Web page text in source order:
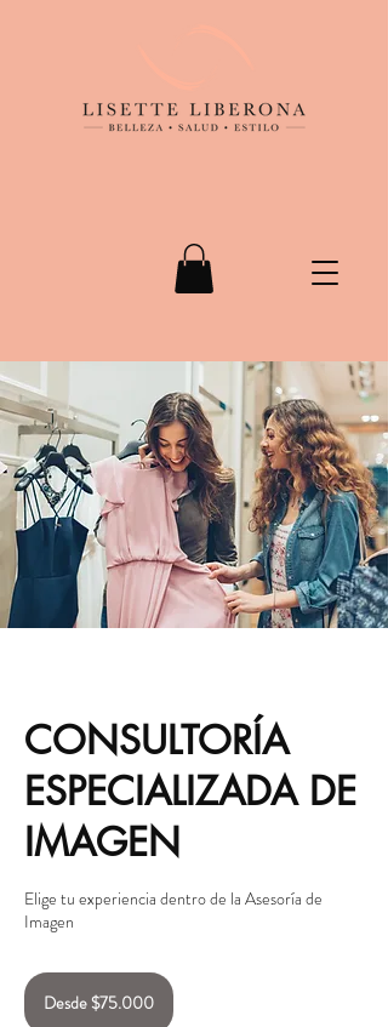
CONSULTORÍA
ESPECIALIZADA DE
IMAGEN
Elige tu experiencia dentro de la Asesoría de
Imagen
Desde
75.000
pesos
chilenos
Desde $75.000